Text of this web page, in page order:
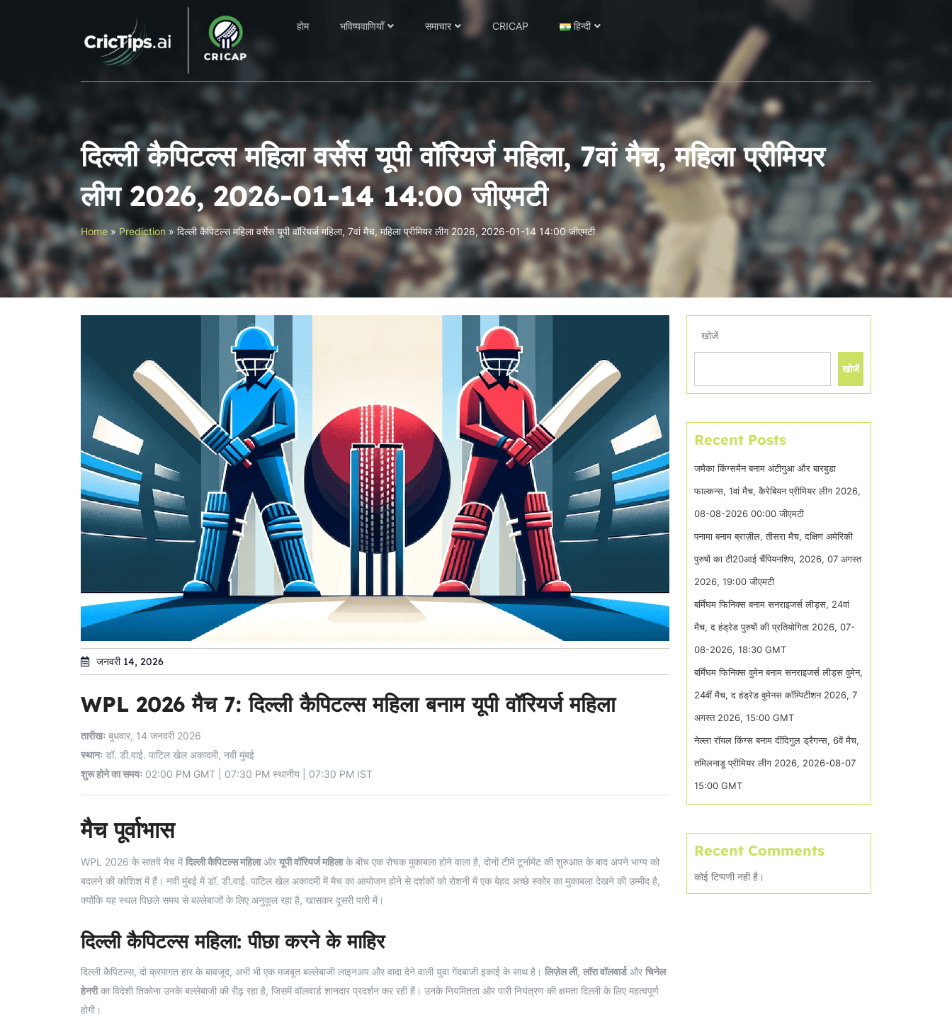
होम भविष्यवाणियाँ समाचार CRICAP हिन्दी
दिल्ली कैपिटल्स महिला वर्सेस यूपी वॉरियर्ज महिला, 7वां मैच, महिला प्रीमियर
लीग 2026, 2026-01-14 14:00 जीएमटी
Home » Prediction »दिल्ली कैपिटल्स महिला वर्सेस यूपी वॉरियर्ज महिला, 7वां मैच, महिला प्रीमियर लीग 2026, 2026-01-14 14:00 जीएमटी
जनवरी 14, 2026
WPL 2026 मैच 7: दिल्ली कैपिटल्स महिला बनाम यूपी वॉरियर्ज महिला
तारीखः बुधवार, 14 जनवरी 2026
स्थानः डॉ. डी.वाई. पाटिल खेल अकादमी, नवी मुंबई
शुरू होने का समयः 02:00 PM GMT | 07:30 PM स्थानीय | 07:30 PM IST
मैच पूर्वाभास
WPL 2026 के सातवें मैच मेंदिल्ली कैपिटल्स महिलाऔर यूपी वॉरियर्ज महिलाके बीच एक रोचक मुकाबला होने वाला है, दोनों टीमें टूर्नामेंट की शुरुआत के बाद अपने भाग्य को
बदलने की कोशिश में हैं। नवी मुंबई में डॉ. डी.वाई. पाटिल खेल अकादमी में मैच का आयोजन होने से दर्शकों को रोशनी में एक बेहद अच्छे स्कोर का मुकाबला देखने की उम्मीद है,
क्योंकि यह स्थल पिछले समय से बल्लेबाजों के लिए अनुकूल रहा है, खासकर दूसरी पारी में।
दिल्ली कैपिटल्स महिला: पीछा करने के माहिर
दिल्ली कैपिटल्स, दो क्रमागत हार के बावजूद, अभी भी एक मजबूत बल्लेबाजी लाइनअप और वादा देने वाली युवा गेंदबाजी इकाई के साथ है। लिज़ेल ली, लॉरा वॉलवार्डऔर चिनेल
हेनरीका विदेशी तिकोना उनके बल्लेबाजी की रीढ़ रहा है, जिसमें वॉलवार्ड शानदार प्रदर्शन कर रही हैं। उनके नियमितता और पारी नियंत्रण की क्षमता दिल्ली के लिए महत्वपूर्ण
होगी।
खोजें
खोजें
Recent Posts
जमैका किंग्समैन बनाम अंटीगुआ और बारबुडा
फाल्कन्स, 1वां मैच, कैरेबियन प्रीमियर लीग 2026,
08-08-2026 00:00 जीएमटी
पनामा बनाम ब्राज़ील, तीसरा मैच, दक्षिण अमेरिकी
पुरुषों का टी20आई चैंपियनशिप, 2026, 07 अगस्त
2026, 19:00 जीएमटी
बर्मिंघम फिनिक्स बनाम सनराइजर्स लीड्स, 24वां
मैच, द हंड्रेड पुरुषों की प्रतियोगिता 2026, 07-
08-2026, 18:30 GMT
बर्मिंघम फिनिक्स वुमेन बनाम सनराइजर्स लीड्स वुमेन,
24वीं मैच, द हंड्रेड वुमेनस कॉम्पिटीशन 2026, 7
अगस्त 2026, 15:00 GMT
नेल्ला रॉयल किंग्स बनाम दींदिगुल ड्रैगन्स, 6वें मैच,
तमिलनाडू प्रीमियर लीग 2026, 2026-08-07
15:00 GMT
Recent Comments
कोई टिप्पणी नही है।